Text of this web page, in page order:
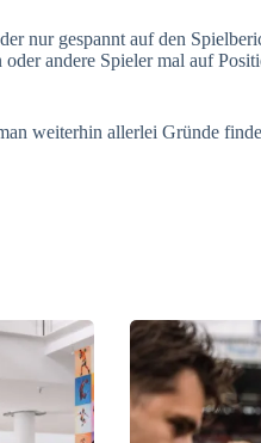
nur gespannt auf den
oder andere Spieler mal auf
weiterhin allerlei Gründe